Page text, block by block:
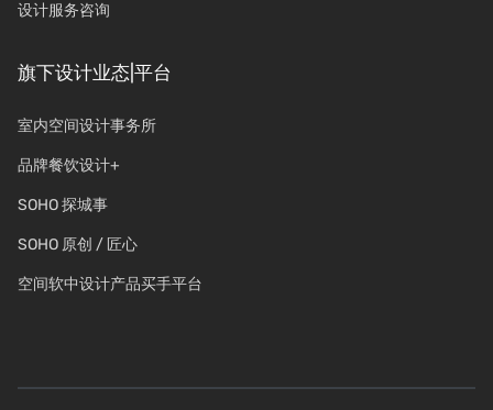
设计服务咨询
旗下设计业态|平台
室内空间设计事务所
品牌餐饮设计+
SOHO 探城事
SOHO 原创 / 匠心
空间软中设计产品买手平台